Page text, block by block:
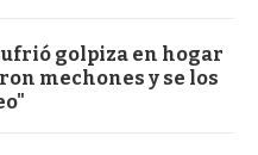
golpiza en hogar
mechones y se los